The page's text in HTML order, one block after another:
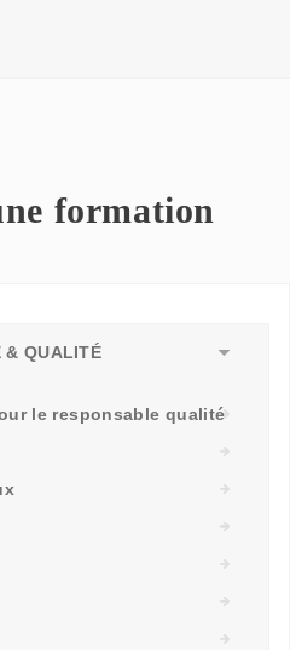
formation
& QUALITÉ
le responsable qualité